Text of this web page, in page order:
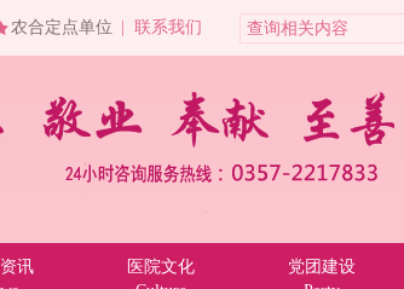
农合定点单位 联系我们
讯
医院文化
党团建设